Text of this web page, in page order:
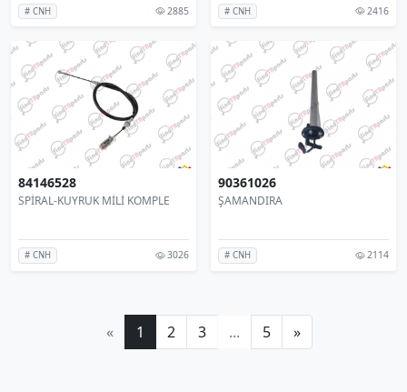
# CNH 2885 # CNH 2416
84146528
SPİRAL-KUYRUK MİLİ KOMPLE
# CNH 3026
90361026
ŞAMANDIRA
# CNH 2114
« 1 2 3 ... 5 »